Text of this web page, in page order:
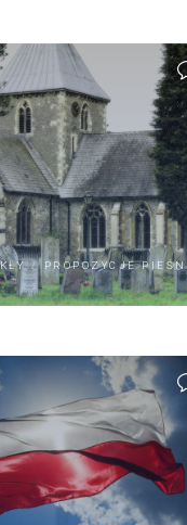
/
PROPOZYCJE